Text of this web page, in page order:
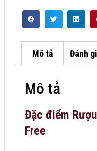
Mô tả Đánh
Mô tả
Đặc điểm
Free